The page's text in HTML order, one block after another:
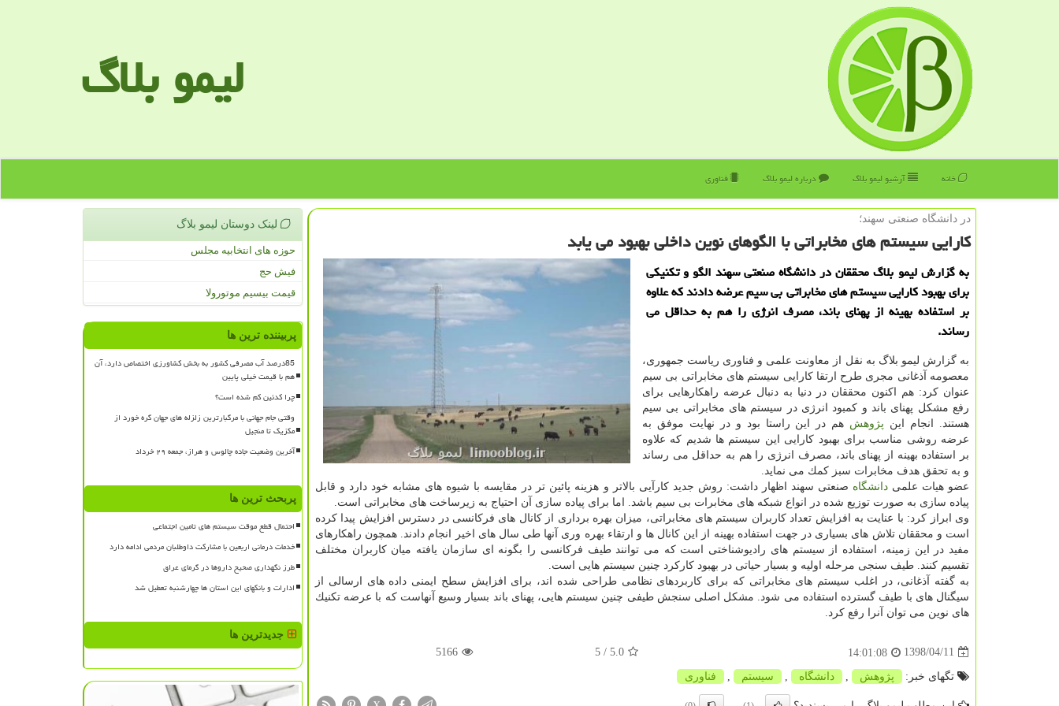
لیمو بلاگ
خانه آرشیو لیمو بلاگ درباره لیمو بلاگ فناوری
در دانشگاه صنعتی سهند؛
كارایی سیستم های مخابراتی با الگوهای نوین داخلی بهبود می یابد
به گزارش لیمو بلاگ محققان در دانشگاه صنعتی سهند الگو و تكنیكی
برای بهبود كارایی سیستم های مخابراتی بی سیم عرضه دادند كه علاوه
بر استفاده بهینه از پهنای باند، مصرف انرژی را هم به حداقل می
رساند.
به گزارش لیمو بلاگ به نقل از معاونت علمی و فناوری ریاست جمهوری،
معصومه آذغانی مجری طرح ارتقا كارایی سیستم های مخابراتی بی سیم
عنوان كرد: هم اكنون محققان در دنیا به دنبال عرضه راهكارهایی برای
رفع مشكل پهنای باند و كمبود انرژی در سیستم های مخابراتی بی سیم
هستند. انجام این پژوهش هم در این راستا بود و در نهایت موفق به
عرضه روشی مناسب برای بهبود كارایی این سیستم ها شدیم كه علاوه
بر استفاده بهینه از پهنای باند، مصرف انرژی را هم به حداقل می رساند
و به تحقق هدف مخابرات سبز كمك می نماید.
عضو هیات علمیدانشگاه صنعتی سهند اظهار داشت: روش جدید كارآیی بالاتر و هزینه پائین تر در مقایسه با شیوه های مشابه خود دارد و قابل
پیاده سازی به صورت توزیع شده در انواع شبكه های مخابرات بی سیم باشد. اما برای پیاده سازی آن احتیاج به زیرساخت های مخابراتی است.
وی ابراز كرد: با عنایت به افزایش تعداد كاربران سیستم های مخابراتی، میزان بهره برداری از كانال های فركانسی در دسترس افزایش پیدا كرده
است و محققان تلاش های بسیاری در جهت استفاده بهینه از این كانال ها و ارتقاء بهره وری آنها طی سال های اخیر انجام دادند. همچون راهكارهای
مفید در این زمینه، استفاده از سیستم های رادیوشناختی است كه می توانند طیف فركانسی را بگونه ای سازمان یافته میان كاربران مختلف
تقسیم كنند. طیف سنجی مرحله اولیه و بسیار حیاتی در بهبود كاركرد چنین سیستم هایی است.
به گفته آذغانی، در اغلب سیستم های مخابراتی كه برای كاربردهای نظامی طراحی شده اند، برای افزایش سطح ایمنی داده های ارسالی از
سیگنال های با طیف گسترده استفاده می شود. مشكل اصلی سنجش طیفی چنین سیستم هایی، پهنای باند بسیار وسیع آنهاست كه با عرضه تكنیك
های نوین می توان آنرا رفع كرد.
1398/04/11
14:01:08
5.0
/ 5
5166
تگهای خبر: پژوهش دانشگاه سیستم فناوری
لینک دوستان لیمو بلاگ
حوزه های انتخابیه مجلس
فیش حج
قیمت بیسیم موتورولا
پربیننده ترین ها
85درصد آب مصرفی کشور به بخش کشاورزی اختصاص دارد، آن
هم با قیمت خیلی پایین
چرا کدئین کم شده است؟
وقتی جام جهانی با مرگبارترین زلزله های جهان گره خورد از
مکزیک تا منجیل
آخرین وضعیت جاده چالوس و هراز، جمعه ۲۹ خرداد
پربحث ترین ها
احتمال قطع موقت سیستم های تامین اجتماعی
خدمات درمانی اربعین با مشارکت داوطلبان مردمی ادامه دارد
طرز نگهداری صحیح داروها در گرمای عراق
ادارات و بانکهای این استان ها چهارشنبه تعطیل شد
جدیدترین ها